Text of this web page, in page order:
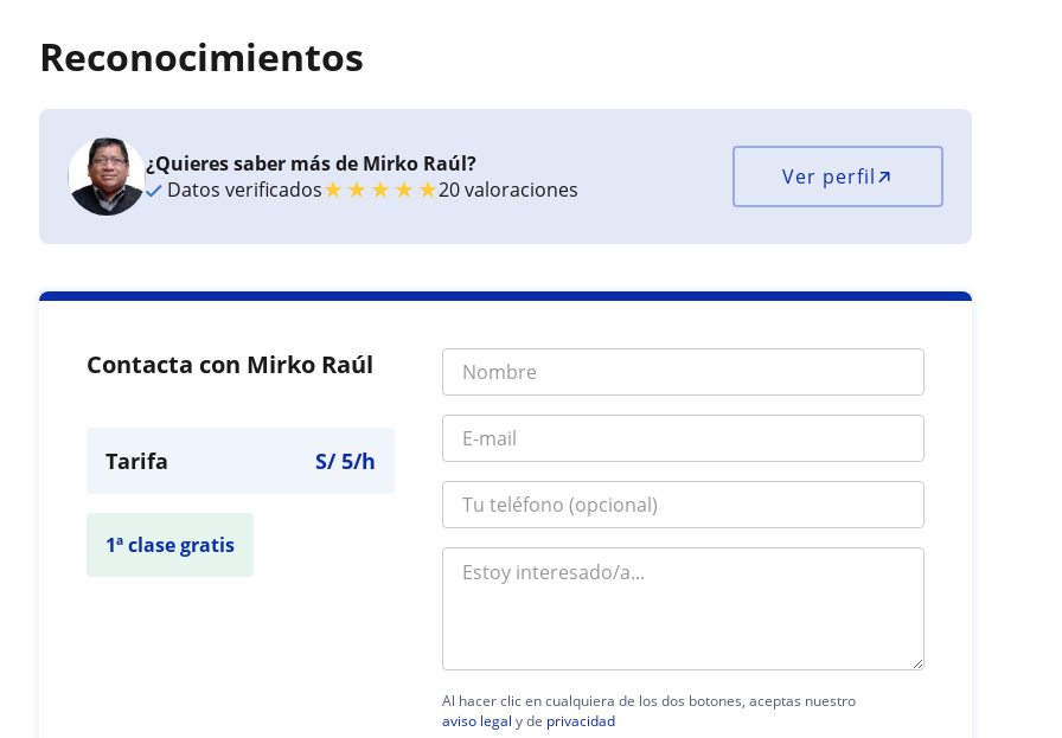
Reconocimientos
¿Quieres saber más de Mirko Raúl?
Datos verificados★★★★★20 valoraciones Ver perfil
Contacta con Mirko Raúl
Tarifa S/5/h
1ª clase gratis
Al hacer clic en cualquiera de los dos botones, aceptas nuestro
aviso legal y de privacidad